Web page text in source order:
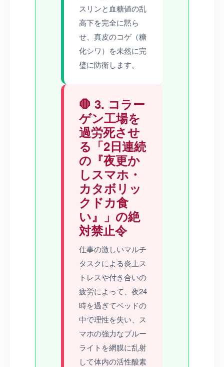
スリンと血糖値の乱
高下を完全に黙ら
せ、真皮のコゲ（糖
化シワ）を未然に完
璧に防衛します。
🛑 3. コラー
ゲン工場を
過労死させ
る「2日連続
の『夜更か
しスマホ・
カタボリッ
クドカ食
い』」の絶
対禁止令
仕事の激しいマルチ
タスクによる炎上ス
トレスや付き合いの
疲労によって、夜24
時を過ぎてベッドの
中で理性を失い、ス
マホの強力なブルー
ライトを網膜に乱射
して体内の活性酸素